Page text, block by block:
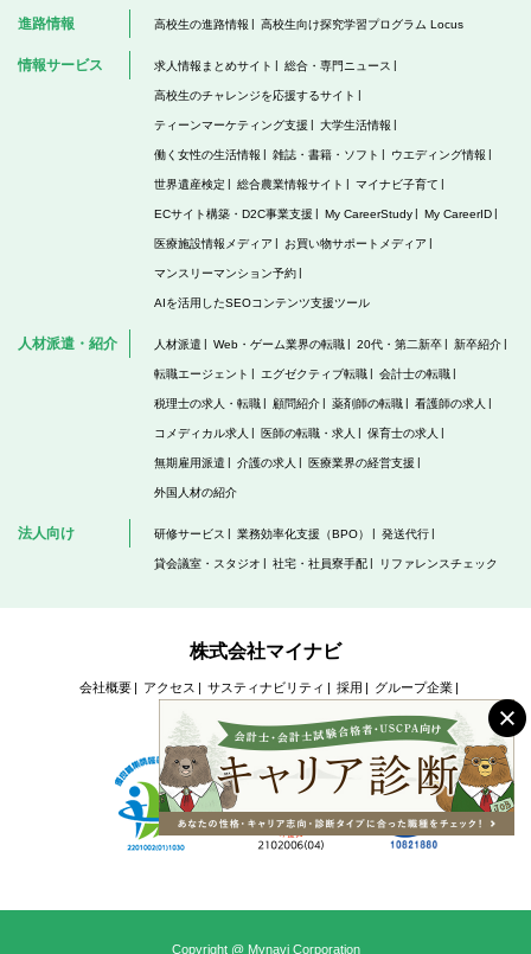
進路情報 高校生の進路情報 高校生向け探究学習プログラム Locus
情報サービス 求人情報まとめサイト 総合・専門ニュース
高校生のチャレンジを応援するサイト
ティーンマーケティング支援 大学生活情報
働く女性の生活情報 雑誌・書籍・ソフト ウエディング情報
世界遺産検定 総合農業情報サイト マイナビ子育て
ECサイト構築・D2C事業支援 My CareerStudy My CareerID
医療施設情報メディア お買い物サポートメディア
マンスリーマンション予約
AIを活用したSEOコンテンツ支援ツール
人材派遣・紹介 人材派遣 Web・ゲーム業界の転職 20代・第二新卒 新卒紹介
転職エージェント エグゼクティブ転職 会計士の転職
税理士の求人・転職 顧問紹介 薬剤師の転職 看護師の求人
コメディカル求人 医師の転職・求人 保育士の求人
無期雇用派遣 介護の求人 医療業界の経営支援
外国人材の紹介
法人向け 研修サービス 業務効率化支援（BPO） 発送代行
貸会議室・スタジオ 社宅・社員寮手配 リファレンスチェック
株式会社マイナビ
会社概要 アクセス サスティナビリティ 採用 グループ企業
個人情報保護方針
Copyright @ Mynavi Corporation